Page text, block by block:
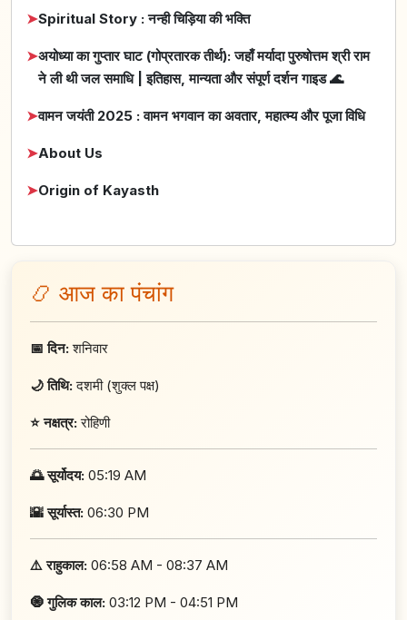
➤Spiritual Story : नन्ही चिड़िया की भक्ति
➤अयोध्या का गुप्तार घाट (गोप्रतारक तीर्थ): जहाँ मर्यादा पुरुषोत्तम श्री राम
ने ली थी जल समाधि | इतिहास, मान्यता और संपूर्ण दर्शन गाइड 🌊
➤वामन जयंती 2025 : वामन भगवान का अवतार, महात्म्य और पूजा विधि
➤About Us
➤Origin of Kayasth
📿 आज का पंचांग
📅 दिन:शनिवार
🌙 तिथि:दशमी (शुक्ल पक्ष)
⭐ नक्षत्र:रोहिणी
🌅 सूर्योदय: 05:19 AM
🌇 सूर्यास्त: 06:30 PM
⚠️ राहुकाल: 06:58 AM - 08:37 AM
🧿 गुलिक काल: 03:12 PM - 04:51 PM